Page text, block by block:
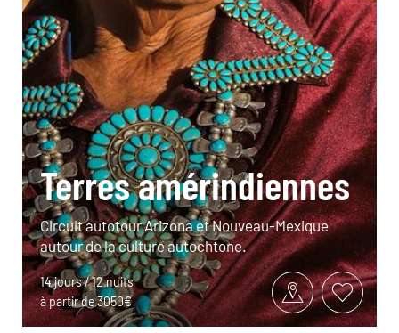
Terres amérindiennes
Circuit autotour Arizona et Nouveau-Mexique
autour de la culture autochtone.
14 jours / 12 nuits
à partir de 3050€